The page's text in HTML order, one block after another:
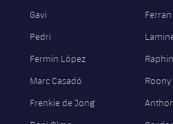
Gavi
Pedri
Fermín López
Marc Casadó
Frenkie de Jong